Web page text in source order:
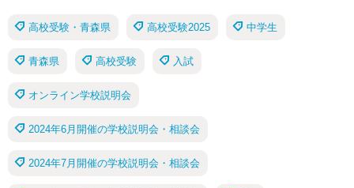
高校受験・青森県 高校受験2025 中学生
青森県 高校受験 入試
オンライン学校説明会
2024年6月開催の学校説明会・相談会
2024年7月開催の学校説明会・相談会